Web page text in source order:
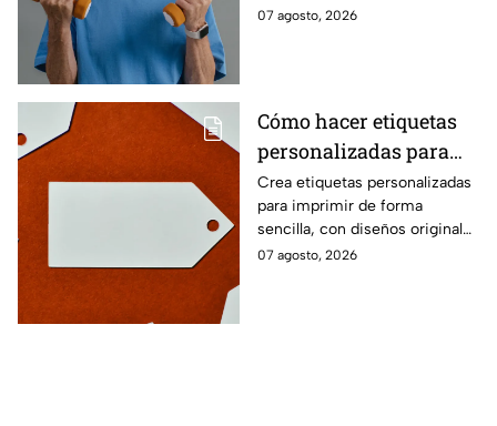
recuperar fuerza, movilidad y
07 agosto, 2026
Cómo hacer etiquetas
personalizadas para
imprimir
Crea etiquetas personalizadas
para imprimir de forma
sencilla, con diseños originales
y detalles adaptados a tus
07 agosto, 2026